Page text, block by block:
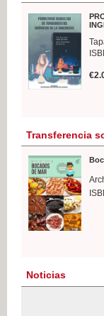
Transferencia
Noticias